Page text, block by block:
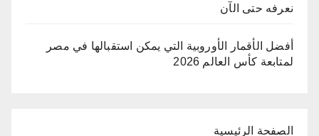
نعرفه حتى الآن
أفضل الأقمار الأوروبية التي يمكن استقبالها في مصر
لمتابعة كأس العالم 2026
الصفحة الرئيسية